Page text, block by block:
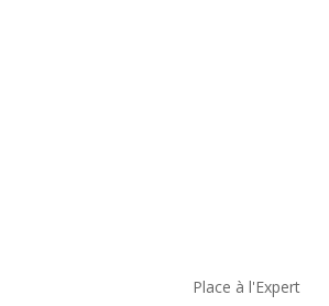
Place à l'Expert